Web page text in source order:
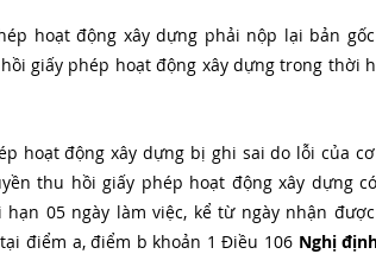
hoạt động xây dựng phải nộp lại bản
giấy phép hoạt động xây dựng trong thời
hoạt động xây dựng bị ghi sai do lỗi của
thu hồi giấy phép hoạt động xây dựng
05 ngày làm việc, kể từ ngày nhận
điểm a, điểm b khoản 1 Điều 106 Nghị